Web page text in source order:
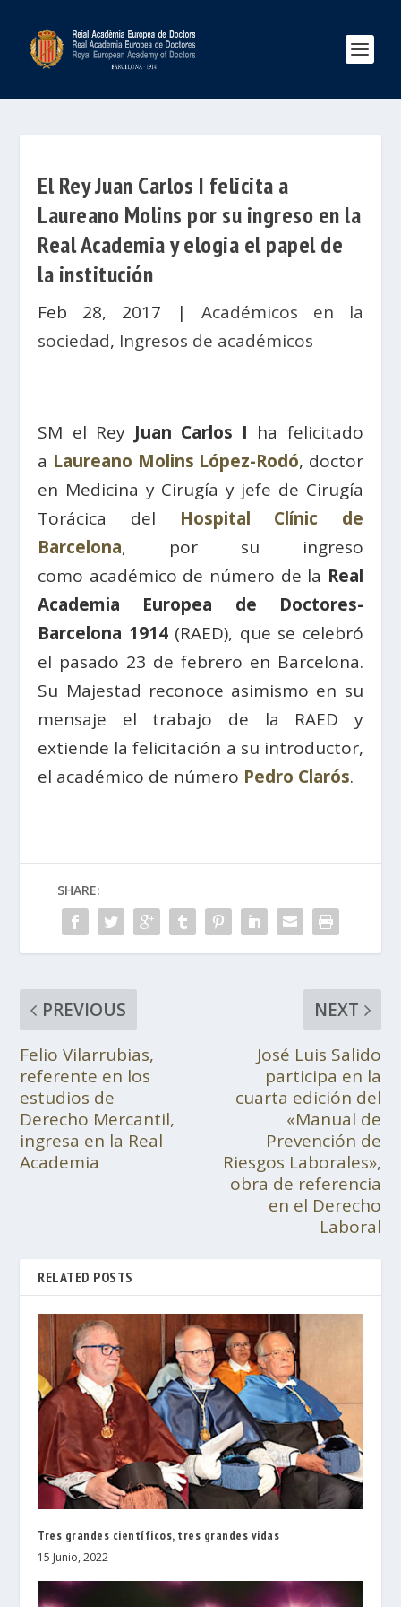
El Rey Juan Carlos I felicita a
Laureano Molins por su ingreso en la
Real Academia y elogia el papel de
la institución
Feb 28, 2017 | Académicos en la
sociedad, Ingresos de académicos
SM el Rey Juan Carlos I ha felicitado
a Laureano Molins López-Rodó, doctor
en Medicina y Cirugía y jefe de Cirugía
Torácica del Hospital Clínic de
Barcelona, por su ingreso
como académico de número de la Real
Academia Europea de Doctores-
Barcelona 1914(RAED), que se celebró
el pasado 23 de febrero en Barcelona.
Su Majestad reconoce asimismo en su
mensaje el trabajo de la RAED y
extiende la felicitación a su introductor,
el académico de número Pedro Clarós.
SHARE:
PREVIOUS
Felio Vilarrubias,
referente en los
estudios de
Derecho Mercantil,
ingresa en la Real
Academia
NEXT
José Luis Salido
participa en la
cuarta edición del
«Manual de
Prevención de
Riesgos Laborales»,
obra de referencia
en el Derecho
Laboral
RELATED POSTS
Tres grandes científicos, tres grandes vidas
15 Junio, 2022